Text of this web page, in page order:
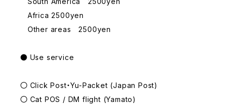
Africa 2500yen
Other areas 2500yen
● Use service
〇 Click Post・Yu-Packet (Japan Post)
〇 Cat POS / DM flight (Yamato)